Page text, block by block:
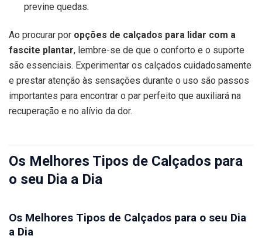
previne quedas.
Ao procurar por opções de calçados para lidar com a
fascite plantar, lembre-se de que o conforto e o suporte
são essenciais. Experimentar os calçados cuidadosamente
e prestar atenção às sensações durante o uso são passos
importantes para encontrar o par perfeito que auxiliará na
recuperação e no alívio da dor.
Os Melhores Tipos de Calçados para
o seu Dia a Dia
Os Melhores Tipos de Calçados para o seu Dia
a Dia